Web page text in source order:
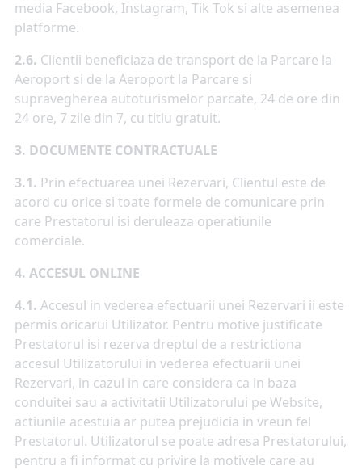
media Facebook, Instagram, Tik Tok si alte asemenea
platforme.
2.6. Clientii beneficiaza de transport de la Parcare la
Aeroport si de la Aeroport la Parcare si
supravegherea autoturismelor parcate, 24 de ore din
24 ore, 7 zile din 7, cu titlu gratuit.
3. DOCUMENTE CONTRACTUALE
3.1. Prin efectuarea unei Rezervari, Clientul este de
acord cu orice si toate formele de comunicare prin
care Prestatorul isi deruleaza operatiunile
comerciale.
4. ACCESUL ONLINE
4.1. Accesul in vederea efectuarii unei Rezervari ii este
permis oricarui Utilizator. Pentru motive justificate
Prestatorul isi rezerva dreptul de a restrictiona
accesul Utilizatorului in vederea efectuarii unei
Rezervari, in cazul in care considera ca in baza
conduitei sau a activitatii Utilizatorului pe Website,
actiunile acestuia ar putea prejudicia in vreun fel
Prestatorul. Utilizatorul se poate adresa Prestatorului,
pentru a fi informat cu privire la motivele care au